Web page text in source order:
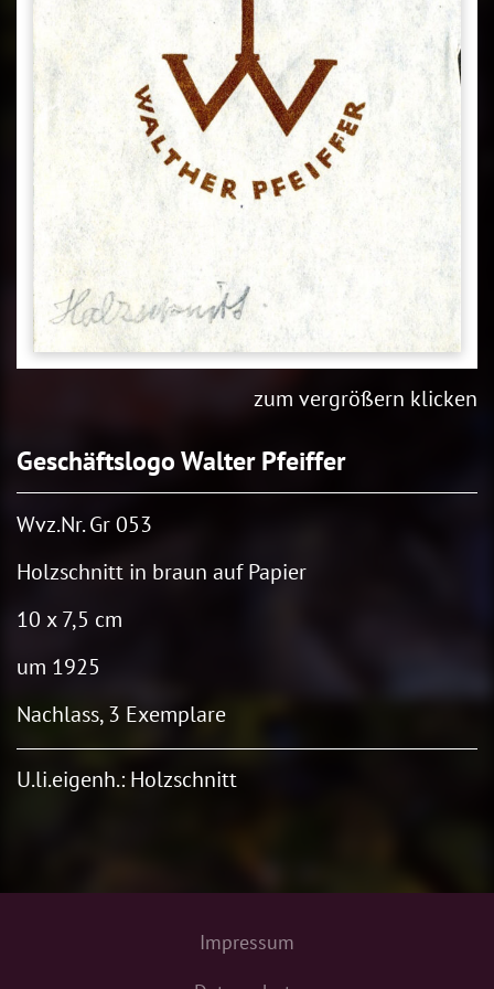
zum vergrößern klicken
Geschäftslogo Walter Pfeiffer
Wvz.Nr. Gr 053
Holzschnitt in braun auf Papier
10 x 7,5 cm
um 1925
Nachlass, 3 Exemplare
U.li.eigenh.: Holzschnitt
Impressum